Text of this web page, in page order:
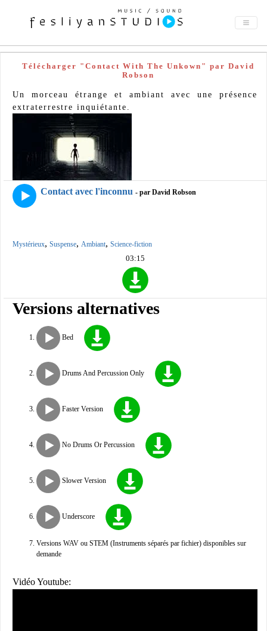
Télécharger "Contact With The Unkown" par David
Robson
Un morceau étrange et ambiant avec une présence
extraterrestre inquiétante.
Contact avec l'inconnu - par David Robson
Mystérieux, Suspense, Ambiant, Science-fiction
03:15
Versions alternatives
Bed
Drums And Percussion Only
Faster Version
No Drums Or Percussion
Slower Version
Underscore
Versions WAV ou STEM (Instruments séparés par fichier) disponibles sur
demande
Vidéo Youtube: